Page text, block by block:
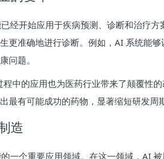
经开始应用于疾病预测、诊断和治疗
更准确地进行诊断。例如，AI 系统能
问题。
中的应用也为医药行业带来了颠覆性
最有可能成功的药物，显著缩短研发周
造
一个重要应用领域。在这一领域，AI